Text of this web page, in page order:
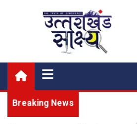
Uttarakhand
My News Portal
Breaking News